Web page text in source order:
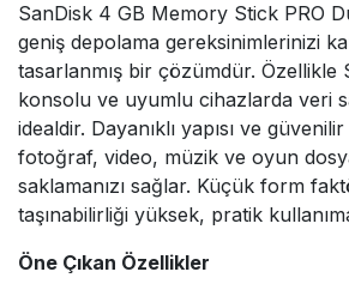
SanDisk 4 GB Memory Stick PRO
geniş depolama gereksinimlerinizi
tasarlanmış bir çözümdür. Özellikle
konsolu ve uyumlu cihazlarda veri
idealdir. Dayanıklı yapısı ve
fotoğraf, video, müzik ve oyun
saklamanızı sağlar. Küçük form
taşınabilirliği yüksek, pratik
Öne Çıkan Özellikler